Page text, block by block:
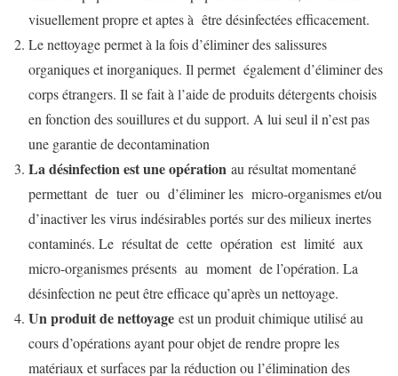
visuellement propre et aptes à être désinfectées efficacement.
Le nettoyage permet à la fois d’éliminer des salissures
organiques et inorganiques. Il permet également d’éliminer des
corps étrangers. Il se fait à l’aide de produits détergents choisis
en fonction des souillures et du support. A lui seul il n’est pas
une garantie de decontamination
La désinfection est une opération au résultat momentané
permettant de tuer ou d’éliminer les micro-organismes et/ou
d’inactiver les virus indésirables portés sur des milieux inertes
contaminés. Le résultat de cette opération est limité aux
micro-organismes présents au moment de l’opération. La
désinfection ne peut être efficace qu’après un nettoyage.
Un produit de nettoyage est un produit chimique utilisé au
cours d’opérations ayant pour objet de rendre propre les
matériaux et surfaces par la réduction ou l’élimination des